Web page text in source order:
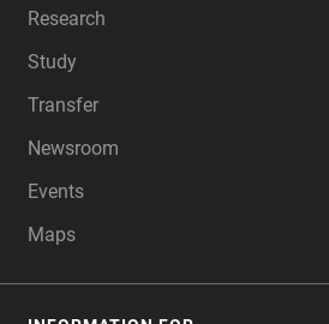
Research
Study
Transfer
Newsroom
Events
Maps